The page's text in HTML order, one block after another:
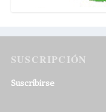
SUSCRIPCIÓN
Suscribirse